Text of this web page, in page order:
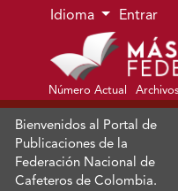
Ir al menú de navegación
Ir al contenido principal
Ir al pie de página del sitio
Idioma Entrar
Número Actual Archivos
Bienvenidos al Portal de
Publicaciones de la
Federación Nacional de
Cafeteros de Colombia.